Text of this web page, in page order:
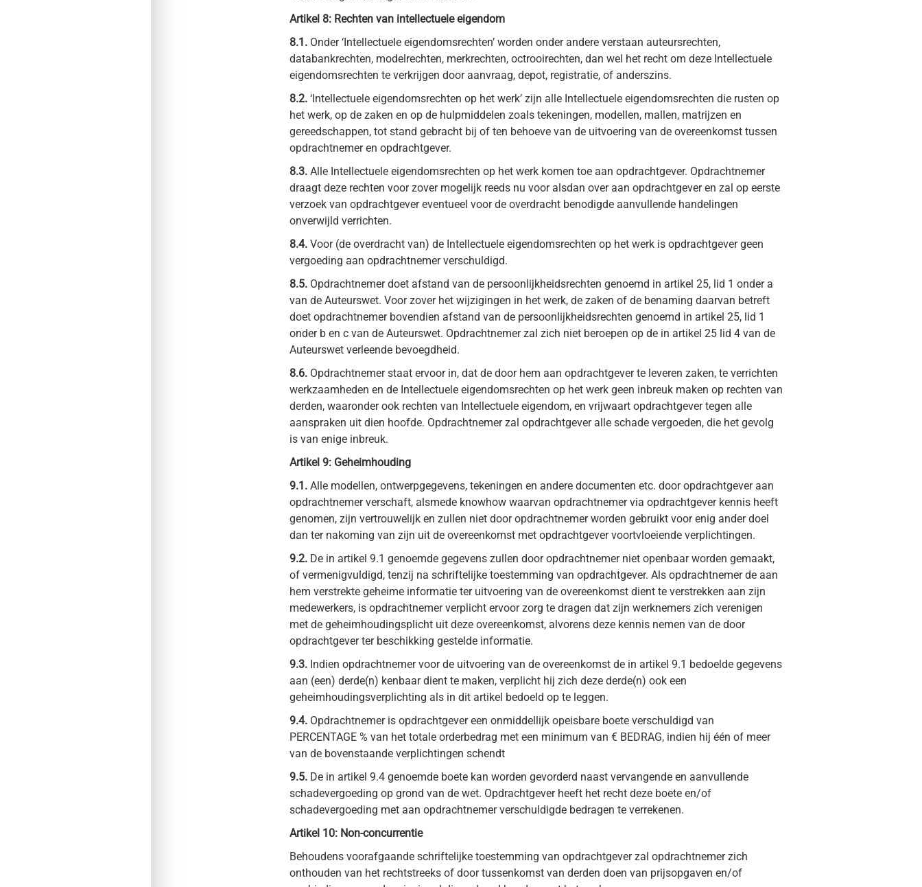
Artikel 8: Rechten van intellectuele eigendom
8.1. Onder ‘Intellectuele eigendomsrechten’ worden onder andere verstaan auteursrechten,
databankrechten, modelrechten, merkrechten, octrooirechten, dan wel het recht om deze Intellectuele
eigendomsrechten te verkrijgen door aanvraag, depot, registratie, of anderszins.
8.2. ‘Intellectuele eigendomsrechten op het werk’ zijn alle Intellectuele eigendomsrechten die rusten op
het werk, op de zaken en op de hulpmiddelen zoals tekeningen, modellen, mallen, matrijzen en
gereedschappen, tot stand gebracht bij of ten behoeve van de uitvoering van de overeenkomst tussen
opdrachtnemer en opdrachtgever.
8.3. Alle Intellectuele eigendomsrechten op het werk komen toe aan opdrachtgever. Opdrachtnemer
draagt deze rechten voor zover mogelijk reeds nu voor alsdan over aan opdrachtgever en zal op eerste
verzoek van opdrachtgever eventueel voor de overdracht benodigde aanvullende handelingen
onverwijld verrichten.
8.4. Voor (de overdracht van) de Intellectuele eigendomsrechten op het werk is opdrachtgever geen
vergoeding aan opdrachtnemer verschuldigd.
8.5. Opdrachtnemer doet afstand van de persoonlijkheidsrechten genoemd in artikel 25, lid 1 onder a
van de Auteurswet. Voor zover het wijzigingen in het werk, de zaken of de benaming daarvan betreft
doet opdrachtnemer bovendien afstand van de persoonlijkheidsrechten genoemd in artikel 25, lid 1
onder b en c van de Auteurswet. Opdrachtnemer zal zich niet beroepen op de in artikel 25 lid 4 van de
Auteurswet verleende bevoegdheid.
8.6. Opdrachtnemer staat ervoor in, dat de door hem aan opdrachtgever te leveren zaken, te verrichten
werkzaamheden en de Intellectuele eigendomsrechten op het werk geen inbreuk maken op rechten van
derden, waaronder ook rechten van Intellectuele eigendom, en vrijwaart opdrachtgever tegen alle
aanspraken uit dien hoofde. Opdrachtnemer zal opdrachtgever alle schade vergoeden, die het gevolg
is van enige inbreuk.
Artikel 9: Geheimhouding
9.1. Alle modellen, ontwerpgegevens, tekeningen en andere documenten etc. door opdrachtgever aan
opdrachtnemer verschaft, alsmede knowhow waarvan opdrachtnemer via opdrachtgever kennis heeft
genomen, zijn vertrouwelijk en zullen niet door opdrachtnemer worden gebruikt voor enig ander doel
dan ter nakoming van zijn uit de overeenkomst met opdrachtgever voortvloeiende verplichtingen.
9.2. De in artikel 9.1 genoemde gegevens zullen door opdrachtnemer niet openbaar worden gemaakt,
of vermenigvuldigd, tenzij na schriftelijke toestemming van opdrachtgever. Als opdrachtnemer de aan
hem verstrekte geheime informatie ter uitvoering van de overeenkomst dient te verstrekken aan zijn
medewerkers, is opdrachtnemer verplicht ervoor zorg te dragen dat zijn werknemers zich verenigen
met de geheimhoudingsplicht uit deze overeenkomst, alvorens deze kennis nemen van de door
opdrachtgever ter beschikking gestelde informatie.
9.3. Indien opdrachtnemer voor de uitvoering van de overeenkomst de in artikel 9.1 bedoelde gegevens
aan (een) derde(n) kenbaar dient te maken, verplicht hij zich deze derde(n) ook een
geheimhoudingsverplichting als in dit artikel bedoeld op te leggen.
9.4. Opdrachtnemer is opdrachtgever een onmiddellijk opeisbare boete verschuldigd van
PERCENTAGE % van het totale orderbedrag met een minimum van € BEDRAG, indien hij één of meer
van de bovenstaande verplichtingen schendt
9.5. De in artikel 9.4 genoemde boete kan worden gevorderd naast vervangende en aanvullende
schadevergoeding op grond van de wet. Opdrachtgever heeft het recht deze boete en/of
schadevergoeding met aan opdrachtnemer verschuldigde bedragen te verrekenen.
Artikel 10: Non-concurrentie
Behoudens voorafgaande schriftelijke toestemming van opdrachtgever zal opdrachtnemer zich
onthouden van het rechtstreeks of door tussenkomst van derden doen van prijsopgaven en/of